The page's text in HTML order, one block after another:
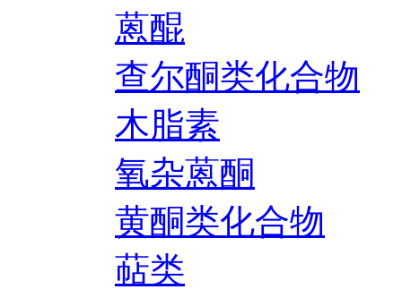
蒽醌
查尔酮类化合物
木脂素
氧杂蒽酮
黄酮类化合物
萜类